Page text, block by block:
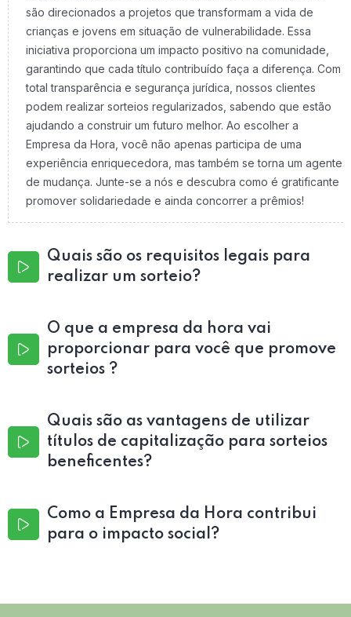
são direcionados a projetos que transformam a vida de
crianças e jovens em situação de vulnerabilidade. Essa
iniciativa proporciona um impacto positivo na comunidade,
garantindo que cada título contribuído faça a diferença. Com
total transparência e segurança jurídica, nossos clientes
podem realizar sorteios regularizados, sabendo que estão
ajudando a construir um futuro melhor. Ao escolher a
Empresa da Hora, você não apenas participa de uma
experiência enriquecedora, mas também se torna um agente
de mudança. Junte-se a nós e descubra como é gratificante
promover solidariedade e ainda concorrer a prêmios!
Quais são os requisitos legais para
realizar um sorteio?
O que a empresa da hora vai
proporcionar para você que promove
sorteios ?
Quais são as vantagens de utilizar
títulos de capitalização para sorteios
beneficentes?
Como a Empresa da Hora contribui
para o impacto social?